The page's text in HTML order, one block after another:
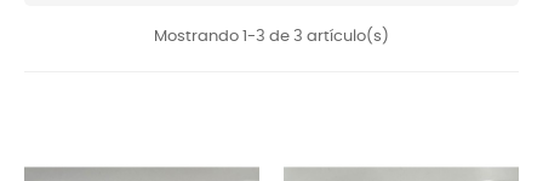
Mostrando 1-3 de 3 artículo(s)